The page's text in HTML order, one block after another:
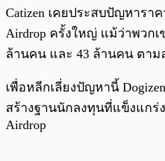
Catizen เคยประสบปัญหารา
Airdrop ครั้งใหญ่ แม้ว่าพวกเ
ล้านคน และ 43 ล้านคน ตาม
เพื่อหลีกเลี่ยงปัญหานี้
สร้างฐานนักลงทุนที่แข็งแกร่
Airdrop